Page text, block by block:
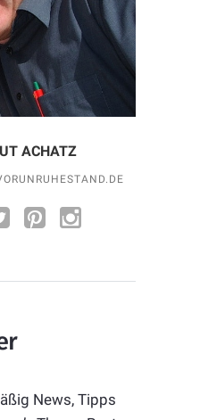
ACHATZ
News, Tipps